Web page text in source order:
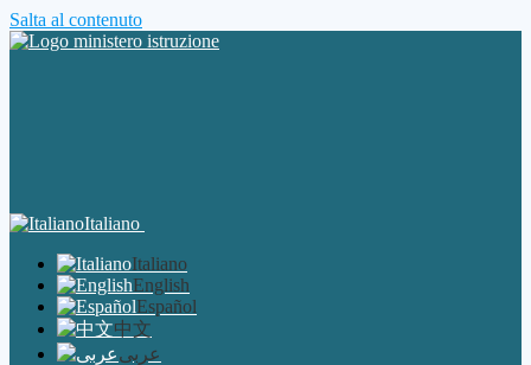
Salta al contenuto
Italiano
Italiano
English
Español
中文
عربى